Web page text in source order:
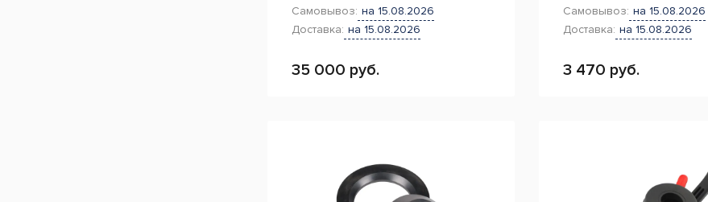
Самовывоз: на 15.08.2026
Доставка: на 15.08.2026
35 000 руб.
Самовывоз: на 15.08.2026
Доставка: на 15.08.2026
3 470 руб.